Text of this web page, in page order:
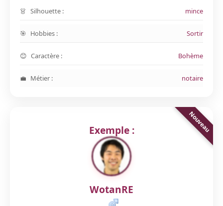
Silhouette : mince
Hobbies : Sortir
Caractère : Bohème
Métier : notaire
Exemple :
WotanRE